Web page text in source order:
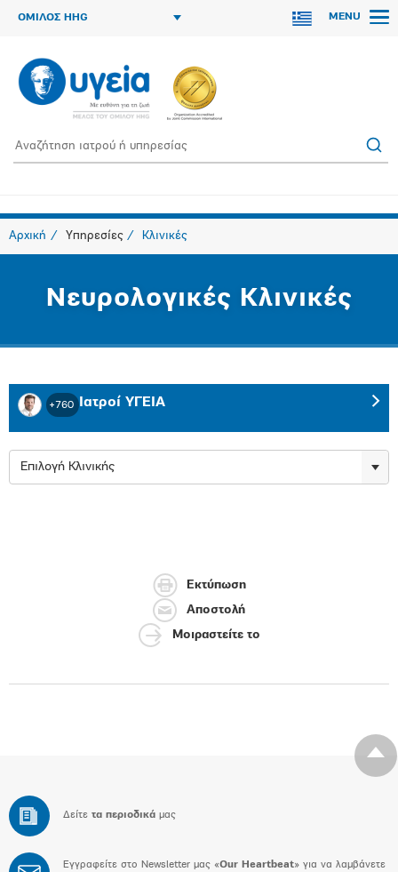
ΟΜΙΛΟΣ HHG MENU
Αρχική Υπηρεσίες Κλινικές
Νευρολογικές Κλινικές
+760 Ιατροί ΥΓΕΙΑ
Επιλογή Κλινικής
Εκτύπωση
Αποστολή
Μοιραστείτε το
Δείτε τα περιοδικά μας
Εγγραφείτε στο Newsletter μας «Our Heartbeat» για να λαμβάνετε